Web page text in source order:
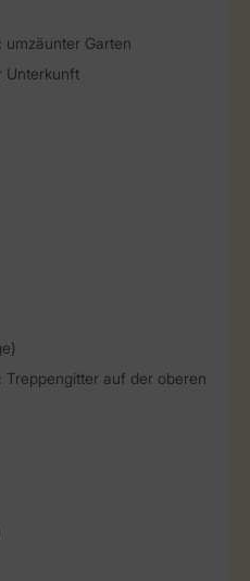
Garten
Unterkunft
auf der oberen